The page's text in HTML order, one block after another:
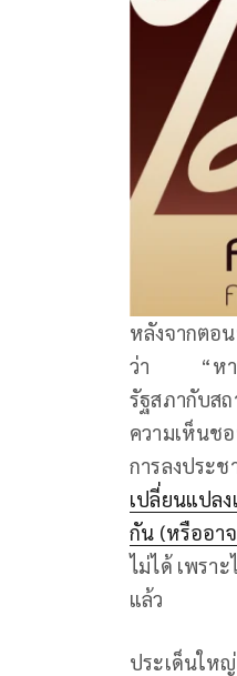
หลังจากตอ
ว่า “หากม
รัฐสภากับส
ความเห็นช
การลงประ
เปลี่ยนแปล
กัน​ (หรืออา
ไม่ได้​ เพรา
ประเด็นใ